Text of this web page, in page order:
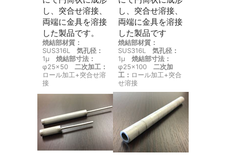
し、突合せ溶接、
両端に金具を溶接
した製品です。
焼結部材質：
SUS316L 気孔径：
1μ 焼結部寸法：
φ25×50 二次加工：
ロール加工+突合せ溶
接
し、突合せ溶接、
両端に金具を溶接
した製品です
焼結部材質：
SUS316L 気孔径：
1μ 焼結部寸法：
φ25×100 二次加
工： ロール加工+突合
せ溶接